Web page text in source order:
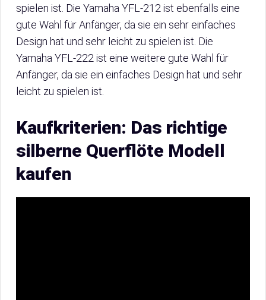
spielen ist. Die Yamaha YFL-212 ist ebenfalls eine
gute Wahl für Anfänger, da sie ein sehr einfaches
Design hat und sehr leicht zu spielen ist. Die
Yamaha YFL-222 ist eine weitere gute Wahl für
Anfänger, da sie ein einfaches Design hat und sehr
leicht zu spielen ist.
Kaufkriterien: Das richtige
silberne Querflöte Modell
kaufen